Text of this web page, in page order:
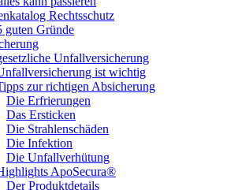
Rechtsschutz
guten Gründe
Unfallversicherung
ist wichtig
zur richtigen Absicherung
Die Erfrierungen
Das Ersticken
Die Strahlenschäden
Die Infektion
Die Unfallverhütung
ApoSecura®
Der Produktdetails